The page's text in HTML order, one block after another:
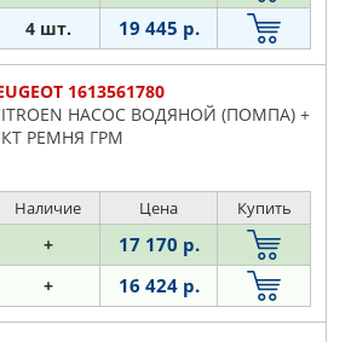
4 шт. 19 445 р.
1613561780
НАСОС ВОДЯНОЙ (ПОМПА) +
РЕМНЯ ГРМ
Наличие Цена Купить
+ 17 170 р.
+ 16 424 р.